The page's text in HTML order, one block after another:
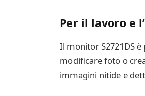
Per il lavoro e
Il monitor S2721DS
modificare foto o
immagini nitide e